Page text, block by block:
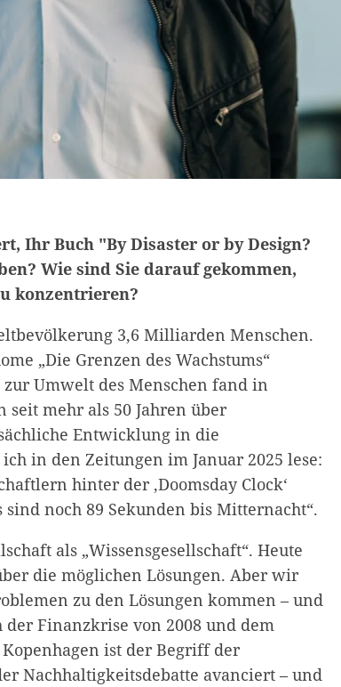
Ihr Buch "By Disaster or by Design?
Wie sind Sie darauf gekommen,
konzentrieren?
3,6 Milliarden Menschen.
„Die Grenzen des Wachstums“
Umwelt des Menschen fand in
seit mehr als 50 Jahren über
Entwicklung in die
in den Zeitungen im Januar 2025 lese:
hinter der ‚Doomsday Clock‘
noch 89 Sekunden bis Mitternacht“.
als „Wissensgesellschaft“. Heute
die möglichen Lösungen. Aber wir
zu den Lösungen kommen – und
Finanzkrise von 2008 und dem
ist der Begriff der
Nachhaltigkeitsdebatte avanciert – und